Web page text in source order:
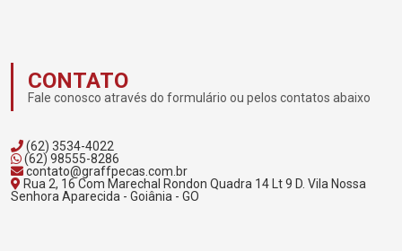
CONTATO
Fale conosco através do formulário ou pelos contatos abaixo
(62) 3534-4022
(62) 98555-8286
contato@graffpecas.com.br
Rua 2, 16 Com Marechal Rondon Quadra 14 Lt 9 D. Vila Nossa
Senhora Aparecida - Goiânia - GO